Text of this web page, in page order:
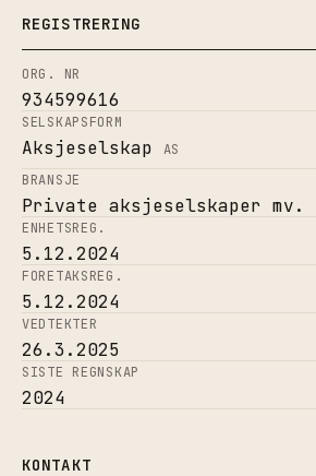
REGISTRERING
ORG. NR
934599616
SELSKAPSFORM
Aksjeselskap
AS
BRANSJE
Private aksjeselskaper mv.
ENHETSREG.
5.12.2024
FORETAKSREG.
5.12.2024
VEDTEKTER
26.3.2025
SISTE REGNSKAP
2024
KONTAKT